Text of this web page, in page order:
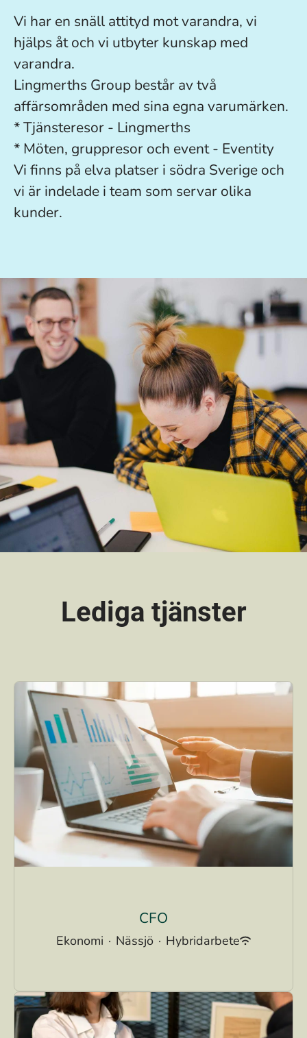
Vi har en snäll attityd mot varandra, vi
hjälps åt och vi utbyter kunskap med
varandra.
Lingmerths Group består av två
affärsområden med sina egna varumärken.
* Tjänsteresor - Lingmerths
* Möten, gruppresor och event - Eventity
Vi finns på elva platser i södra Sverige och
vi är indelade i team som servar olika
kunder.
Lediga tjänster
CFO
Ekonomi · Nässjö · Hybridarbete